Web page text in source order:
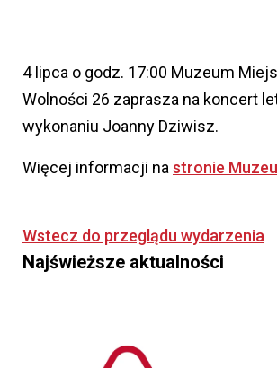
4 lipca o godz. 17:00 Muzeum
Wolności 26 zaprasza na koncert
wykonaniu Joanny Dziwisz.
Więcej informacji na stronie
Wstecz do przeglądu wydarzenia
Najświeższe aktualności